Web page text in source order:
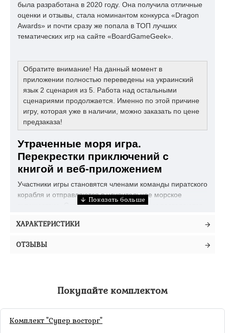
была разработана в 2020 году. Она получила отличные
оценки и отзывы, стала номинантом конкурса «Dragon
Awards» и почти сразу же попала в ТОП лучших
тематических игр на сайте «BoardGameGeek».
Обратите внимание! На данный момент в
приложении полностью переведены на украинский
язык 2 сценария из 5. Работа над остальными
сценариями продолжается. Именно по этой причине
игру, которая уже в наличии, можно заказать по цене
предзаказа!
Утраченные моря игра.
Перекрестки приключений с
книгой и веб-приложением
Участники игры становятся членами команды пиратского
корабля и отправляются в удивительное морское
путешествие. Совместными усилиями они постараются
пират будет пытаться выполнить личную цель и
своем листе.
взаимодействуют с приложением, вводя номера и читая
Подготовка к игре
ХАРАКТЕРИСТИКИ
ОТЗЫВЫ
Покупайте комплектом
Комплект "Супер восторг"